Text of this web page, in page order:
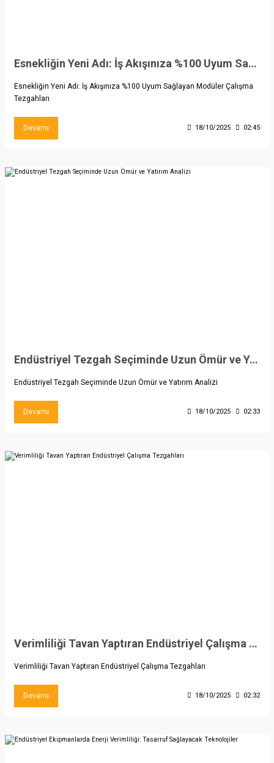
Esnekliğin Yeni Adı: İş Akışınıza %100 Uyum Sağlayan Modüler Çalışma Tezgahları
Esnekliğin Yeni Adı: İş Akışınıza %100 Uyum Sağlayan Modüler Çalışma
Tezgahları
Devamı 18/10/2025 02:45
Endüstriyel Tezgah Seçiminde Uzun Ömür ve Yatırım Analizi
Endüstriyel Tezgah Seçiminde Uzun Ömür ve Yatırım Analizi
Devamı 18/10/2025 02:33
Verimliliği Tavan Yaptıran Endüstriyel Çalışma Tezgahları
Verimliliği Tavan Yaptıran Endüstriyel Çalışma Tezgahları
Devamı 18/10/2025 02:32